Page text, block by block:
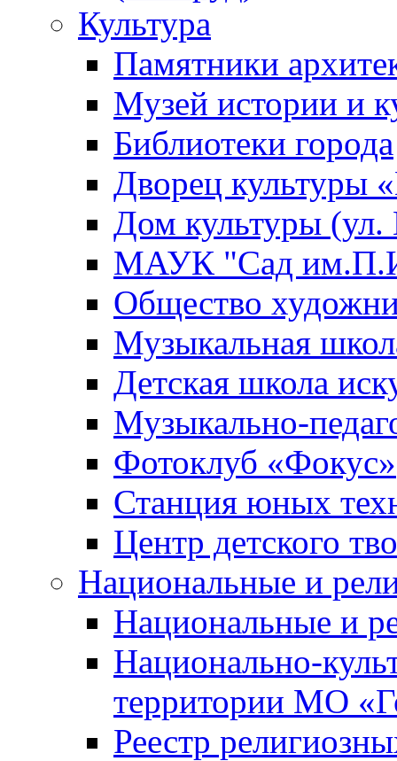
Культура
Памятники
Музей истории и
Библиотеки города
Дворец культуры
Дом культуры (ул.
МАУК "Сад
Общество
Музыкальная
Детская школа
Музыкально-
Фотоклуб «Фокус»
Станция юных
Центр детского
Национальные и
Национальные и
Национально-
территории МО
Реестр